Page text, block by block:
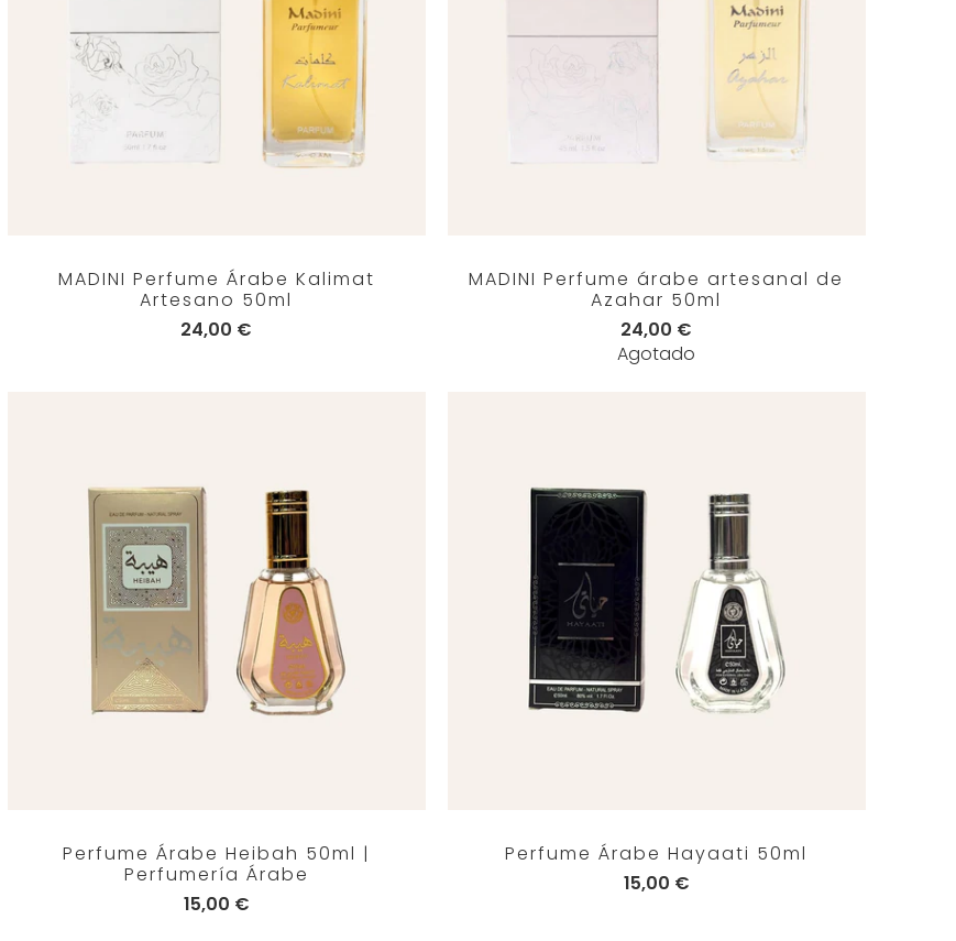
MADINI Perfume Árabe Kalimat
Artesano 50ml
24,00 €
MADINI Perfume árabe artesanal de
Azahar 50ml
24,00 €
Agotado
Perfume Árabe Heibah 50ml |
Perfumería Árabe
15,00 €
Perfume Árabe Hayaati 50ml
15,00 €